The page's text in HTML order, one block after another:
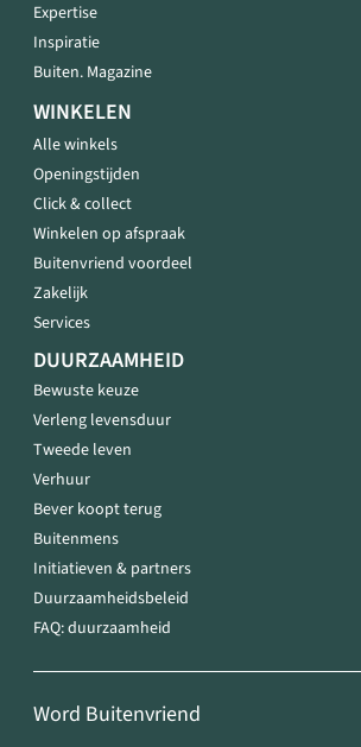
Expertise
Inspiratie
Buiten. Magazine
WINKELEN
Alle winkels
Openingstijden
Click & collect
Winkelen op afspraak
Buitenvriend voordeel
Zakelijk
Services
DUURZAAMHEID
Bewuste keuze
Verleng levensduur
Tweede leven
Verhuur
Bever koopt terug
Buitenmens
Initiatieven & partners
Duurzaamheidsbeleid
FAQ: duurzaamheid
Word Buitenvriend